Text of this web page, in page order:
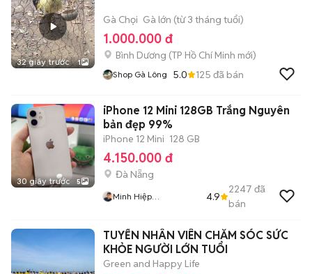
32 giây trước 1
Gà Chọi Gà lớn (từ 3 tháng tuổi)
1.000.000 đ
Bình Dương (TP Hồ Chí Minh mới)
Shop Gà Lông 5.0 125 đã bán
30 giây trước 5
iPhone 12 Mini 128GB Trắng Nguyên
bản đẹp 99%
iPhone 12 Mini 128 GB
4.150.000 đ
Đà Nẵng
Minh Hiệp
4.9
2247 đã
bán
TUYỂN NHÂN VIÊN CHĂM SÓC SỨC
KHỎE NGƯỜI LỚN TUỔI
Green and Happy Life